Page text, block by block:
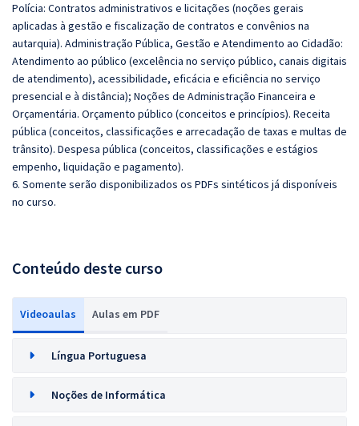
Polícia: Contratos administrativos e licitações (noções gerais
aplicadas à gestão e fiscalização de contratos e convênios na
autarquia). Administração Pública, Gestão e Atendimento ao Cidadão:
Atendimento ao público (excelência no serviço público, canais digitais
de atendimento), acessibilidade, eficácia e eficiência no serviço
presencial e à distância); Noções de Administração Financeira e
Orçamentária. Orçamento público (conceitos e princípios). Receita
pública (conceitos, classificações e arrecadação de taxas e multas de
trânsito). Despesa pública (conceitos, classificações e estágios
empenho, liquidação e pagamento).
6. Somente serão disponibilizados os PDFs sintéticos já disponíveis
no curso.
Conteúdo deste curso
Videoaulas Aulas em PDF
Língua Portuguesa
Noções de Informática